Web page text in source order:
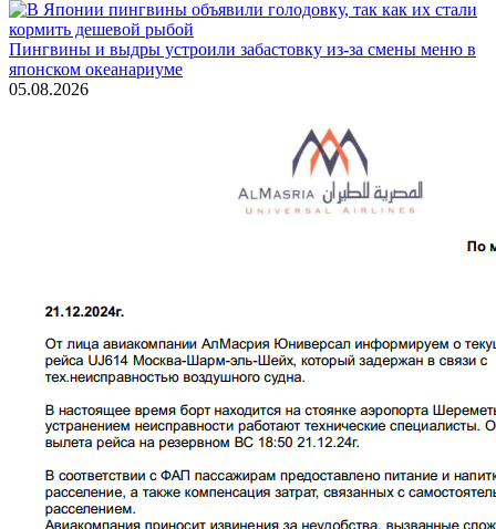
Пингвины и выдры устроили забастовку из-за смены меню в
японском океанариуме
05.08.2026